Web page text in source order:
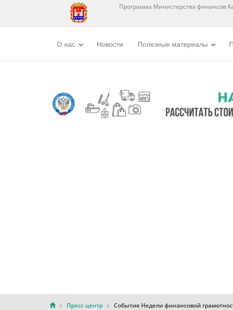
Программа Министерства финансов
О нас Новости Полезные материалы
Пресс центр События Недели финансовой